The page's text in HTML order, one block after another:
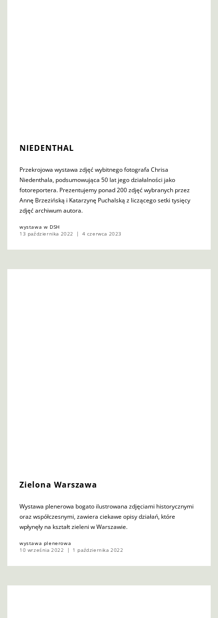
NIEDENTHAL
Przekrojowa wystawa zdjęć wybitnego fotografa Chrisa
Niedenthala, podsumowująca 50 lat jego działalności jako
fotoreportera. Prezentujemy ponad 200 zdjęć wybranych przez
Annę Brzezińską i Katarzynę Puchalską z liczącego setki tysięcy
zdjęć archiwum autora.
wystawa w DSH
13 października 2022
4 czerwca 2023
Zielona Warszawa
Wystawa plenerowa bogato ilustrowana zdjęciami historycznymi
oraz współczesnymi, zawiera ciekawe opisy działań, które
wpłynęły na kształt zieleni w Warszawie.
wystawa plenerowa
10 września 2022
1 października 2022